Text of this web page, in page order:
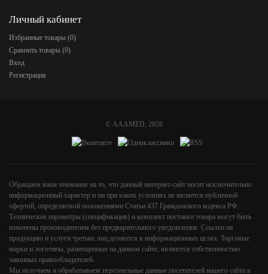
Личный кабинет
Избранные товары (0)
Сравнить товары (0)
Вход
Регистрация
© AAAMED, 2026
Обращаем ваше внимание на то, что данный интернет-сайт носит исключительно
информационный характер и ни при каких условиях не является публичной
офертой, определяемой положениями Статьи 437 Гражданского кодекса РФ.
Технические параметры (спецификация) и комплект поставки товара могут быть
изменены производителем без предварительного уведомления. Ссылки на
продукцию и услуги третьих лиц делаются в информационных целях. Торговые
марки и логотипы, размещенные на данном сайте, являются собственностью
законных правообладателей.
Мы получаем и обрабатываем персональные данные посетителей нашего сайта в